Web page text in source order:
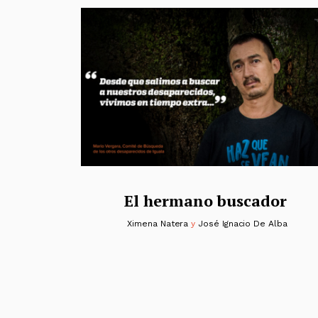
El hermano buscador
Ximena Natera y José Ignacio De Alba